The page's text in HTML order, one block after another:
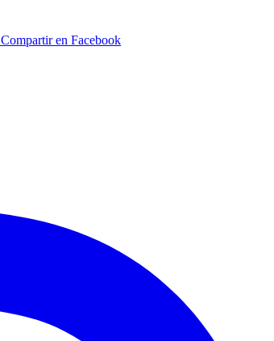
Compartir en Facebook